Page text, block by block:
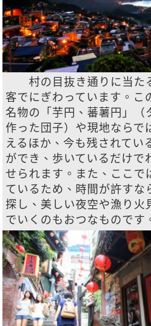
村の目抜き通りに当た
客でにぎわっています。こ
名物の「芋円、蕃薯円」（
作った団子）や現地ならで
えるほか、今も残されてい
ができ、歩いているだけで
せられます。また、ここで
ているため、時間が許すな
探し、美しい夜空や漁り火
でいくのもおつなもので